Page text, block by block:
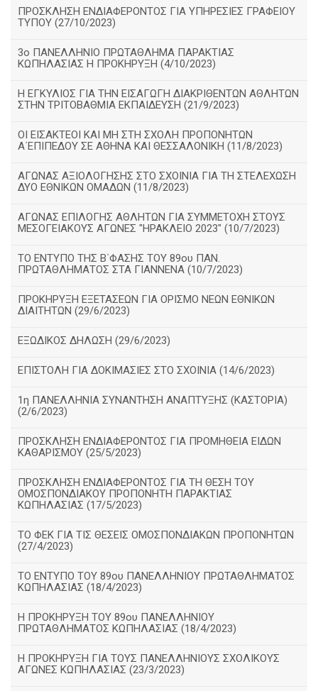
ΠΡΟΣΚΛΗΣΗ ΕΝΔΙΑΦΕΡΟΝΤΟΣ ΓΙΑ ΥΠΗΡΕΣΙΕΣ ΓΡΑΦΕΙΟΥ
ΤΥΠΟΥ (27/10/2023)
3ο ΠΑΝΕΛΛΗΝΙΟ ΠΡΩΤΑΘΛΗΜΑ ΠΑΡΑΚΤΙΑΣ
ΚΩΠΗΛΑΣΙΑΣ Η ΠΡΟΚΗΡΥΞΗ (4/10/2023)
Η ΕΓΚΥΛΙΟΣ ΓΙΑ ΤΗΝ ΕΙΣΑΓΩΓΗ ΔΙΑΚΡΙΘΕΝΤΩΝ ΑΘΛΗΤΩΝ
ΣΤΗΝ ΤΡΙΤΟΒΑΘΜΙΑ ΕΚΠΑΙΔΕΥΣΗ (21/9/2023)
ΟΙ ΕΙΣΑΚΤΕΟΙ ΚΑΙ ΜΗ ΣΤΗ ΣΧΟΛΗ ΠΡΟΠΟΝΗΤΩΝ
Α΄ΕΠΙΠΕΔΟΥ ΣΕ ΑΘΗΝΑ ΚΑΙ ΘΕΣΣΑΛΟΝΙΚΗ (11/8/2023)
ΑΓΩΝΑΣ ΑΞΙΟΛΟΓΗΣΗΣ ΣΤΟ ΣΧΟΙΝΙΑ ΓΙΑ ΤΗ ΣΤΕΛΕΧΩΣΗ
ΔΥΟ ΕΘΝΙΚΩΝ ΟΜΑΔΩΝ (11/8/2023)
ΑΓΩΝΑΣ ΕΠΙΛΟΓΗΣ ΑΘΛΗΤΩΝ ΓΙΑ ΣΥΜΜΕΤΟΧΗ ΣΤΟΥΣ
ΜΕΣΟΓΕΙΑΚΟΥΣ ΑΓΩΝΕΣ "ΗΡΑΚΛΕΙΟ 2023" (10/7/2023)
ΤΟ ΕΝΤΥΠΟ ΤΗΣ Β΄ΦΑΣΗΣ ΤΟΥ 89ου ΠΑΝ.
ΠΡΩΤΑΘΛΗΜΑΤΟΣ ΣΤΑ ΓΙΑΝΝΕΝΑ (10/7/2023)
ΠΡΟΚΗΡΥΞΗ ΕΞΕΤΑΣΕΩΝ ΓΙΑ ΟΡΙΣΜΟ ΝΕΩΝ ΕΘΝΙΚΩΝ
ΔΙΑΙΤΗΤΩΝ (29/6/2023)
ΕΞΩΔΙΚΟΣ ΔΗΛΩΣΗ (29/6/2023)
ΕΠΙΣΤΟΛΗ ΓΙΑ ΔΟΚΙΜΑΣΙΕΣ ΣΤΟ ΣΧΟΙΝΙΑ (14/6/2023)
1η ΠΑΝΕΛΛΗΝΙΑ ΣΥΝΑΝΤΗΣΗ ΑΝΑΠΤΥΞΗΣ (ΚΑΣΤΟΡΙΑ)
(2/6/2023)
ΠΡΟΣΚΛΗΣΗ ΕΝΔΙΑΦΕΡΟΝΤΟΣ ΓΙΑ ΠΡΟΜΗΘΕΙΑ ΕΙΔΩΝ
ΚΑΘΑΡΙΣΜΟΥ (25/5/2023)
ΠΡΟΣΚΛΗΣΗ ΕΝΔΙΑΦΕΡΟΝΤΟΣ ΓΙΑ ΤΗ ΘΕΣΗ ΤΟΥ
ΟΜΟΣΠΟΝΔΙΑΚΟΥ ΠΡΟΠΟΝΗΤΗ ΠΑΡΑΚΤΙΑΣ
ΚΩΠΗΛΑΣΙΑΣ (17/5/2023)
ΤΟ ΦΕΚ ΓΙΑ ΤΙΣ ΘΕΣΕΙΣ ΟΜΟΣΠΟΝΔΙΑΚΩΝ ΠΡΟΠΟΝΗΤΩΝ
(27/4/2023)
ΤΟ ΕΝΤΥΠΟ ΤΟΥ 89ου ΠΑΝΕΛΛΗΝΙΟΥ ΠΡΩΤΑΘΛΗΜΑΤΟΣ
ΚΩΠΗΛΑΣΙΑΣ (18/4/2023)
Η ΠΡΟΚΗΡΥΞΗ ΤΟΥ 89ου ΠΑΝΕΛΛΗΝΙΟΥ
ΠΡΩΤΑΘΛΗΜΑΤΟΣ ΚΩΠΗΛΑΣΙΑΣ (18/4/2023)
Η ΠΡΟΚΗΡΥΞΗ ΓΙΑ ΤΟΥΣ ΠΑΝΕΛΛΗΝΙΟΥΣ ΣΧΟΛΙΚΟΥΣ
ΑΓΩΝΕΣ ΚΩΠΗΛΑΣΙΑΣ (23/3/2023)